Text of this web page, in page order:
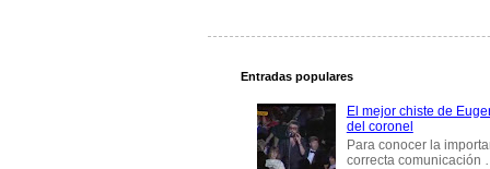
Entradas populares
El mejor chiste de
del coronel
Para conocer la
correcta